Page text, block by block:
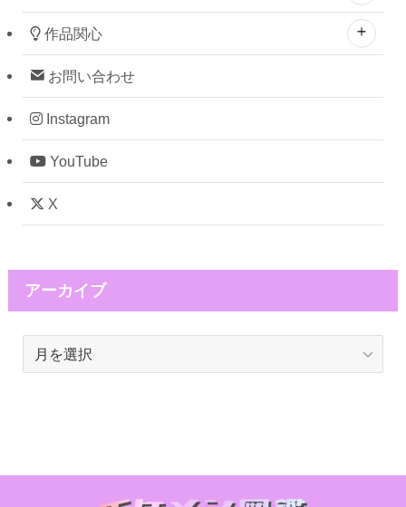
作品関心
お問い合わせ
Instagram
YouTube
X
アーカイブ